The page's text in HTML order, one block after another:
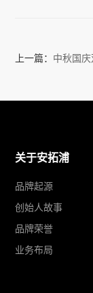
上一篇： 中秋国庆
关于安拓浦
品牌起源
创始人故事
品牌荣誉
业务布局